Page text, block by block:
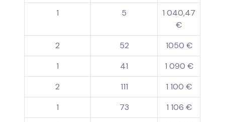
1
5
1 040,47
€
2
52
1050 €
1
41
1 090 €
2
111
1 100 €
1
73
1 106 €